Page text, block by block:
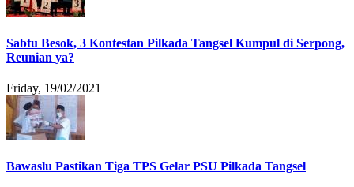
Sabtu Besok, 3 Kontestan Pilkada Tangsel Kumpul di Serpong,
Reunian ya?
Friday, 19/02/2021
Bawaslu Pastikan Tiga TPS Gelar PSU Pilkada Tangsel